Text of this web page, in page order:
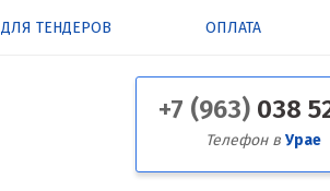
ДЛЯ ТЕНДЕРОВ ОПЛАТА
+7 (963) 038
Телефон в Урае